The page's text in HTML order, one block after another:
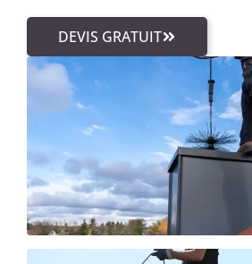
DEVIS GRATUIT